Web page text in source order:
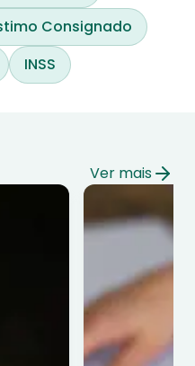
Consignado
INSS
Ver mais